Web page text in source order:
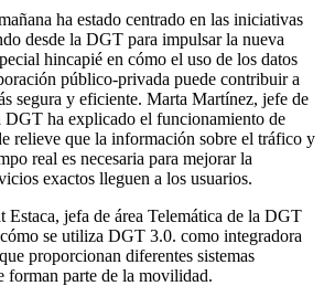
ha estado centrado en las iniciativas
desde la DGT para impulsar la nueva
hincapié en cómo el uso de los datos
público-privada puede contribuir a
segura y eficiente. Marta Martínez, jefe de
DGT ha explicado el funcionamiento de
relieve que la información sobre el tráfico y
real es necesaria para mejorar la
exactos lleguen a los usuarios.
Estaca, jefa de área Telemática de la DGT
se utiliza DGT 3.0. como integradora
proporcionan diferentes sistemas
forman parte de la movilidad.